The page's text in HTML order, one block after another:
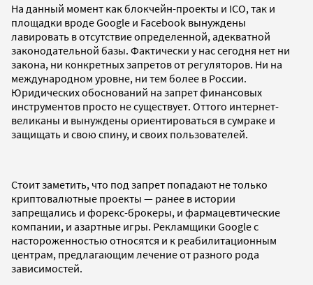
На данный момент как блокчейн-проекты и ICO, так и
площадки вроде Google и Facebook вынуждены
лавировать в отсутствие определенной, адекватной
законодательной базы. Фактически у нас сегодня нет ни
закона, ни конкретных запретов от регуляторов. Ни на
международном уровне, ни тем более в России.
Юридических обоснований на запрет финансовых
инструментов просто не существует. Оттого интернет-
великаны и вынуждены ориентироваться в сумраке и
защищать и свою спину, и своих пользователей.
Стоит заметить, что под запрет попадают не только
криптовалютные проекты — ранее в истории
запрещались и форекс-брокеры, и фармацевтические
компании, и азартные игры. Рекламщики Google с
настороженностью относятся и к реабилитационным
центрам, предлагающим лечение от разного рода
зависимостей.